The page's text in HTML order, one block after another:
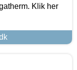
Klik her